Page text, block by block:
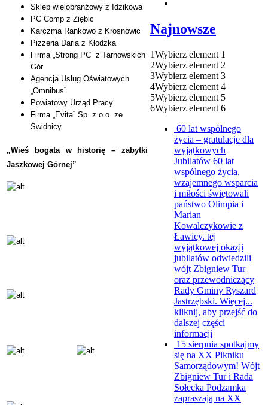
Sklep wielobranżowy z Idzikowa
PC Comp z Ziębic
Karczma Rankowo z Krosnowic
Pizzeria Daria z Kłodzka
Firma „Strong PC” z Tarnowskich
Gór
Agencja Usług Oświatowych
„Omnibus”
Powiatowy Urząd Pracy
Firma „Evita” Sp. z o.o. ze
Świdnicy
„Wieś bogata w historię – zabytki
Jaszkowej Górnej”
Najnowsze
1Wybierz element 1
2Wybierz element 2
3Wybierz element 3
4Wybierz element 4
5Wybierz element 5
6Wybierz element 6
60 lat wspólnego
życia – gratulacje dla
wyjątkowych
Jubilatów 60 lat
wspólnego życia,
wzajemnego wsparcia
i miłości świętowali
państwo Olimpia i
Marian
Kowalczykowie z
Ławicy. tej
wyjątkowej okazji
jubilatów odwiedzili
wójt Zbigniew Tur
oraz przewodniczący
Rady Gminy Ryszard
Jastrzębski. Więcej...
kliknij, aby przejść do
dalszej części
informacji
15 sierpnia spotkajmy
się na XX Pikniku
Samorządowym! Wójt
Zbigniew Tur i Rada
Sołecka Podzamka
zapraszają na XX